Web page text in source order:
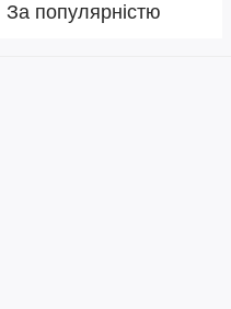
За популярністю